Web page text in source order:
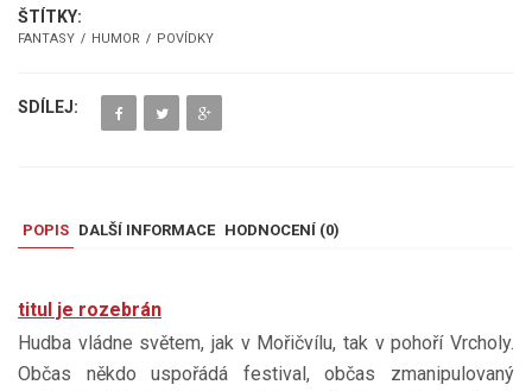
ŠTÍTKY:
FANTASY HUMOR POVÍDKY
SDÍLEJ:
POPIS DALŠÍ INFORMACE HODNOCENÍ (0)
titul je rozebrán
Hudba vládne světem, jak v Mořičvílu, tak v pohoří Vrcholy.
Občas někdo uspořádá festival, občas zmanipulovaný